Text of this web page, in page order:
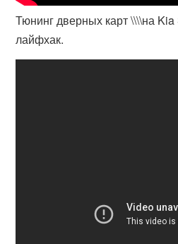
Тюнинг дверных карт \\\\на
лайфхак.